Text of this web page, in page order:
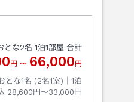
とな2名 1泊1部屋 合計
円 〜 66,000 円
とな1名 (2名1室)｜ 1泊
28,600円〜33,000円